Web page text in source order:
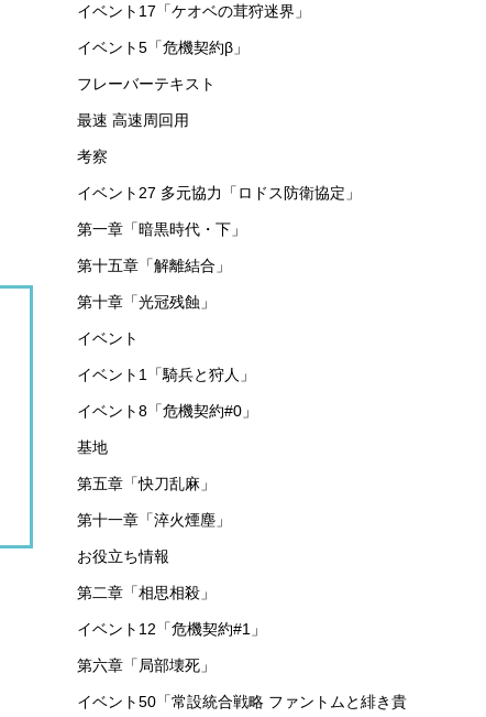
イベント17「ケオベの茸狩迷界」
イベント5「危機契約β」
フレーバーテキスト
最速 高速周回用
考察
イベント27 多元協力「ロドス防衛協定」
第一章「暗黒時代・下」
第十五章「解離結合」
第十章「光冠残蝕」
イベント
イベント1「騎兵と狩人」
イベント8「危機契約#0」
基地
第五章「快刀乱麻」
第十一章「淬火煙塵」
お役立ち情報
第二章「相思相殺」
イベント12「危機契約#1」
第六章「局部壊死」
イベント50「常設統合戦略 ファントムと緋き貴